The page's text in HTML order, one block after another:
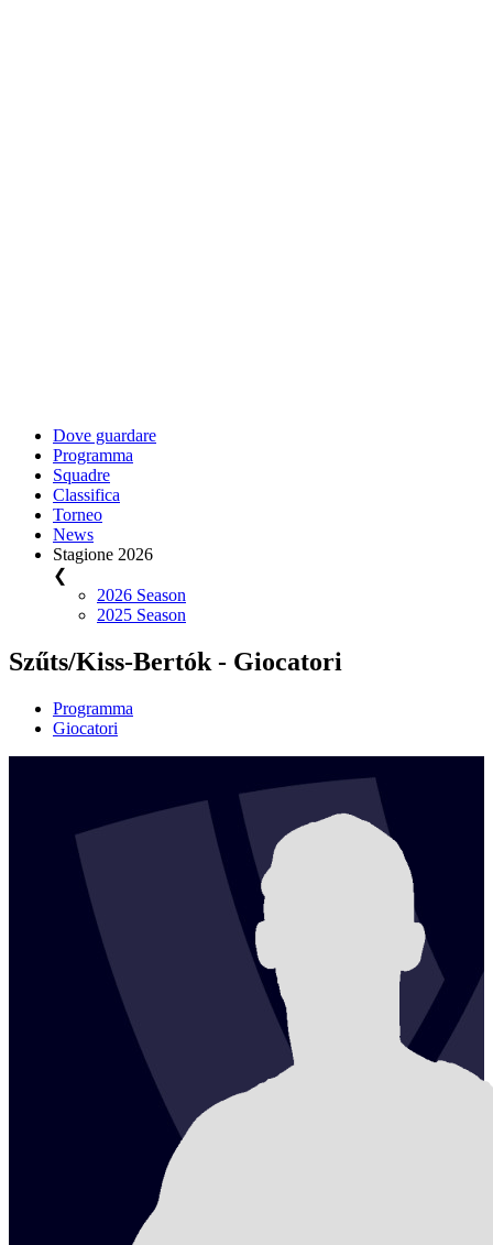
Dove guardare
Programma
Squadre
Classifica
Torneo
News
Stagione 2026
❮
2026 Season
2025 Season
Szűts/Kiss-Bertók - Giocatori
Programma
Giocatori